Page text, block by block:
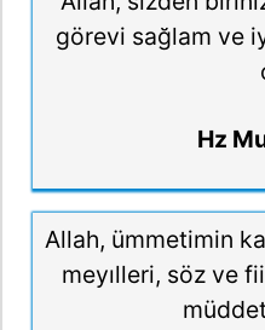
görevi sağlam ve
Hz
Allah, ümmetimin
meyılleri, söz ve